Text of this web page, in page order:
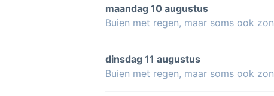
maandag 10 augustus
Buien met regen, maar soms ook zon
dinsdag 11 augustus
Buien met regen, maar soms ook zon